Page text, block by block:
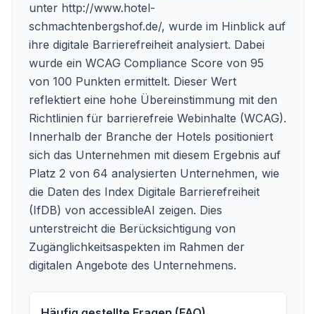
unter http://www.hotel-
schmachtenbergshof.de/, wurde im Hinblick auf
ihre digitale Barrierefreiheit analysiert. Dabei
wurde ein WCAG Compliance Score von 95
von 100 Punkten ermittelt. Dieser Wert
reflektiert eine hohe Übereinstimmung mit den
Richtlinien für barrierefreie Webinhalte (WCAG).
Innerhalb der Branche der Hotels positioniert
sich das Unternehmen mit diesem Ergebnis auf
Platz 2 von 64 analysierten Unternehmen, wie
die Daten des Index Digitale Barrierefreiheit
(IfDB) von accessibleAI zeigen. Dies
unterstreicht die Berücksichtigung von
Zugänglichkeitsaspekten im Rahmen der
digitalen Angebote des Unternehmens.